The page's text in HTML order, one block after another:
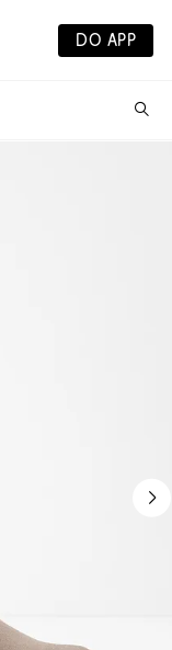
DO APP